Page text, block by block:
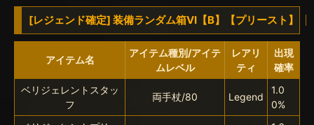
[レジェンド確定] 装備ランダム箱VI【B】【プリースト】
アイテム名
アイテム種別/アイテ
ムレベル
レアリ
ティ
出現
確率
ベリジェレントスタッ
フ
両手杖/80 Legend
1.0
0%